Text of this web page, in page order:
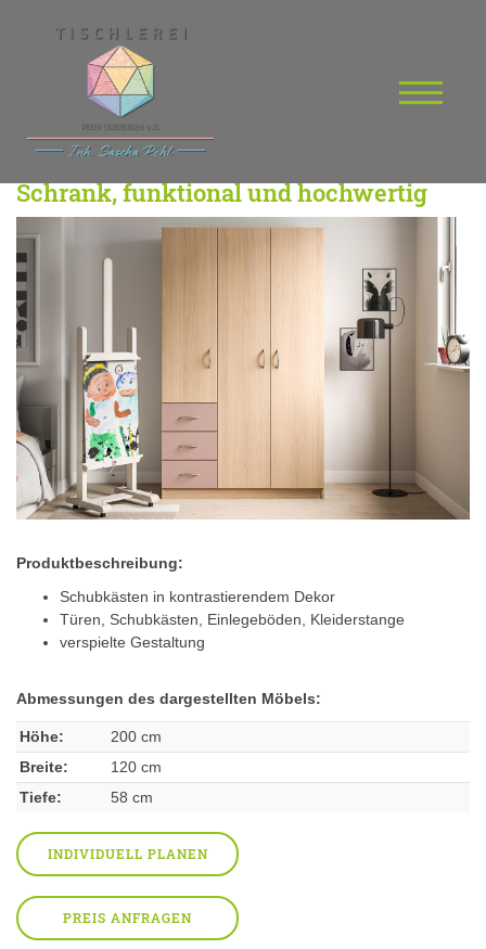
Schrank, funktional und hochwertig
Produktbeschreibung:
Schubkästen in kontrastierendem Dekor
Türen, Schubkästen, Einlegeböden, Kleiderstange
verspielte Gestaltung
Abmessungen des dargestellten Möbels:
Höhe:
200 cm
Breite:
120 cm
Tiefe:
58 cm
INDIVIDUELL PLANEN
PREIS ANFRAGEN